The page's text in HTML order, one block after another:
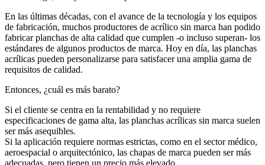
En las últimas décadas, con el avance de la tecnología y los equipos
de fabricación, muchos productores de acrílico sin marca han podido
fabricar planchas de alta calidad que cumplen -o incluso superan- los
estándares de algunos productos de marca. Hoy en día, las planchas
acrílicas pueden personalizarse para satisfacer una amplia gama de
requisitos de calidad.
Entonces, ¿cuál es más barato?
Si el cliente se centra en la rentabilidad y no requiere
especificaciones de gama alta, las planchas acrílicas sin marca suelen
ser más asequibles.
Si la aplicación requiere normas estrictas, como en el sector médico,
aeroespacial o arquitectónico, las chapas de marca pueden ser más
adecuadas, pero tienen un precio más elevado.